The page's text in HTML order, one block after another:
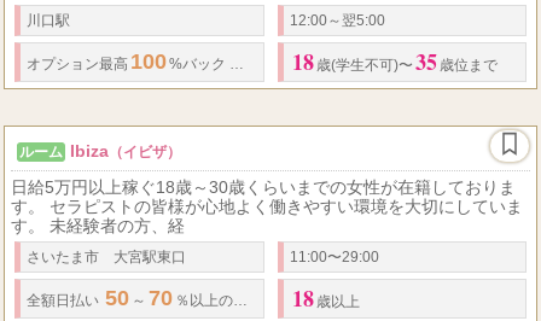
川口駅 12:00～翌5:00
オプション最高 100%バック 基本コース バック率50%〜 完全出来高制
18 歳(学生不可)〜 35 歳位まで
ルーム Ibiza （イビザ）
日給5万円以上稼ぐ18歳～30歳くらいまでの女性が在籍しておりま
す。 セラピストの皆様が心地よく働きやすい環境を大切にしていま
す。 未経験者の方、経
さいたま市 大宮駅東口 11:00〜29:00
全額日払い 50 ～ 70 ％以上の高バック 1日5 万円以上可能 オプション、指
18 歳以上